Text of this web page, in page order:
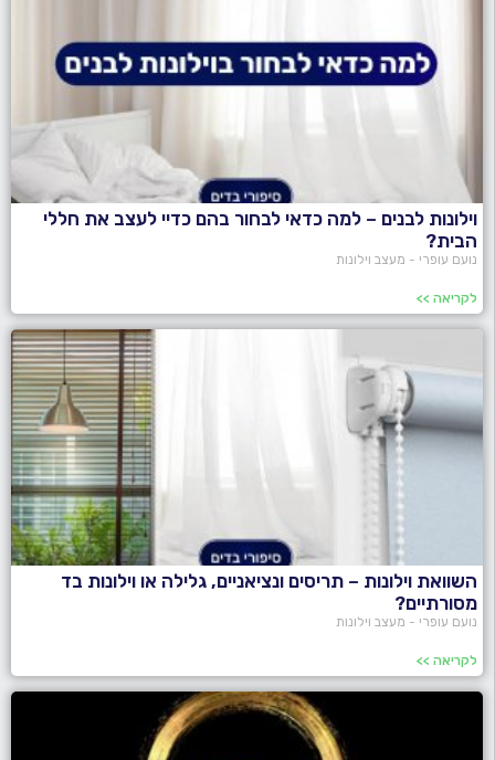
וילונות לבנים – למה כדאי לבחור בהם כדיי לעצב את חללי
הבית?
נועם עופרי - מעצב וילונות
לקריאה >>
השוואת וילונות – תריסים ונציאניים, גלילה או וילונות בד
מסורתיים?
נועם עופרי - מעצב וילונות
לקריאה >>